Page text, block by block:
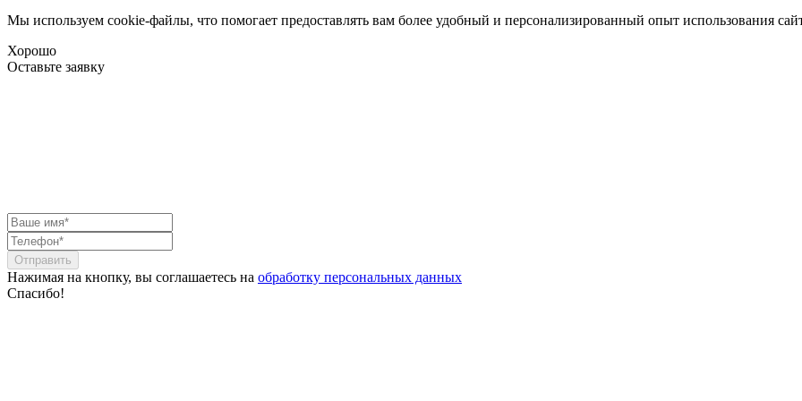
Мы используем cookie-файлы, что помогает предоставлять вам более удобный и персонализированный опыт использования
Хорошо
Оставьте заявку
Отправить
Нажимая на кнопку, вы соглашаетесь на обработку персональных данных
Спасибо!